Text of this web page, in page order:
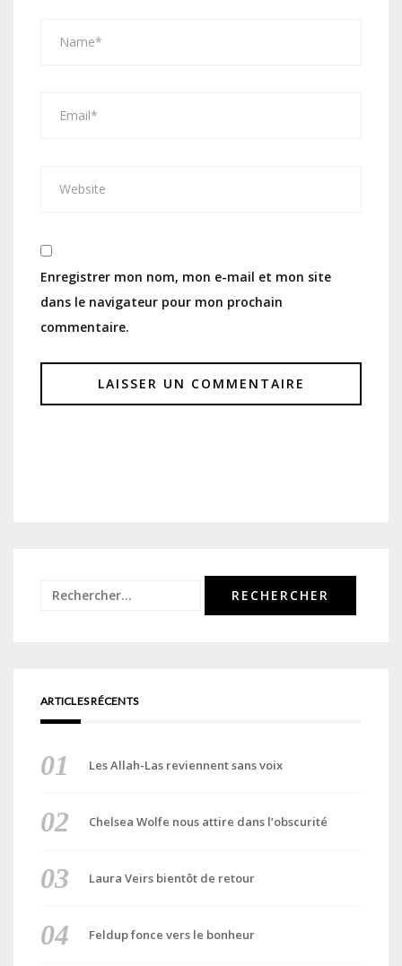
Enregistrer mon nom, mon e-mail et mon site
dans le navigateur pour mon prochain
commentaire.
Rechercher :
ARTICLES RÉCENTS
Les Allah-Las reviennent sans voix
Chelsea Wolfe nous attire dans l’obscurité
Laura Veirs bientôt de retour
Feldup fonce vers le bonheur